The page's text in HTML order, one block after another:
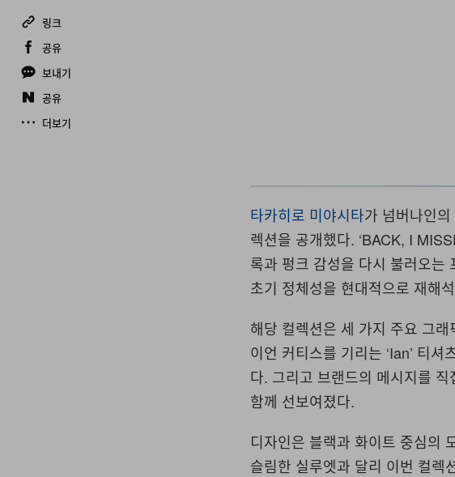
링크
공유
보내기
공유
더보기
타카히로 미야시타가 넘버나인
렉션을 공개했다. ‘BACK, I
록과 펑크 감성을 다시 불러오는
초기 정체성을 현대적으로 재해
해당 컬렉션은 세 가지 주요 그
이언 커티스를 기리는 ‘Ian’ 티셔
다. 그리고 브랜드의 메시지를 직
함께 선보여졌다.
디자인은 블랙과 화이트 중심의
슬림한 실루엣과 달리 이번 컬렉